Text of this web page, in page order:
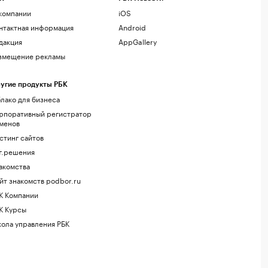
информация
рекламы
продукты РБК
для бизнеса
регистратор
сайтов
знакомств podbor.ru
Компании
Курсы
управления РБК
iOS
Android
AppGallery